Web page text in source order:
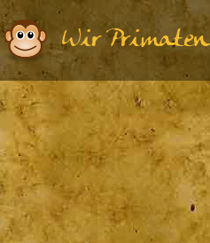
Wir Primaten